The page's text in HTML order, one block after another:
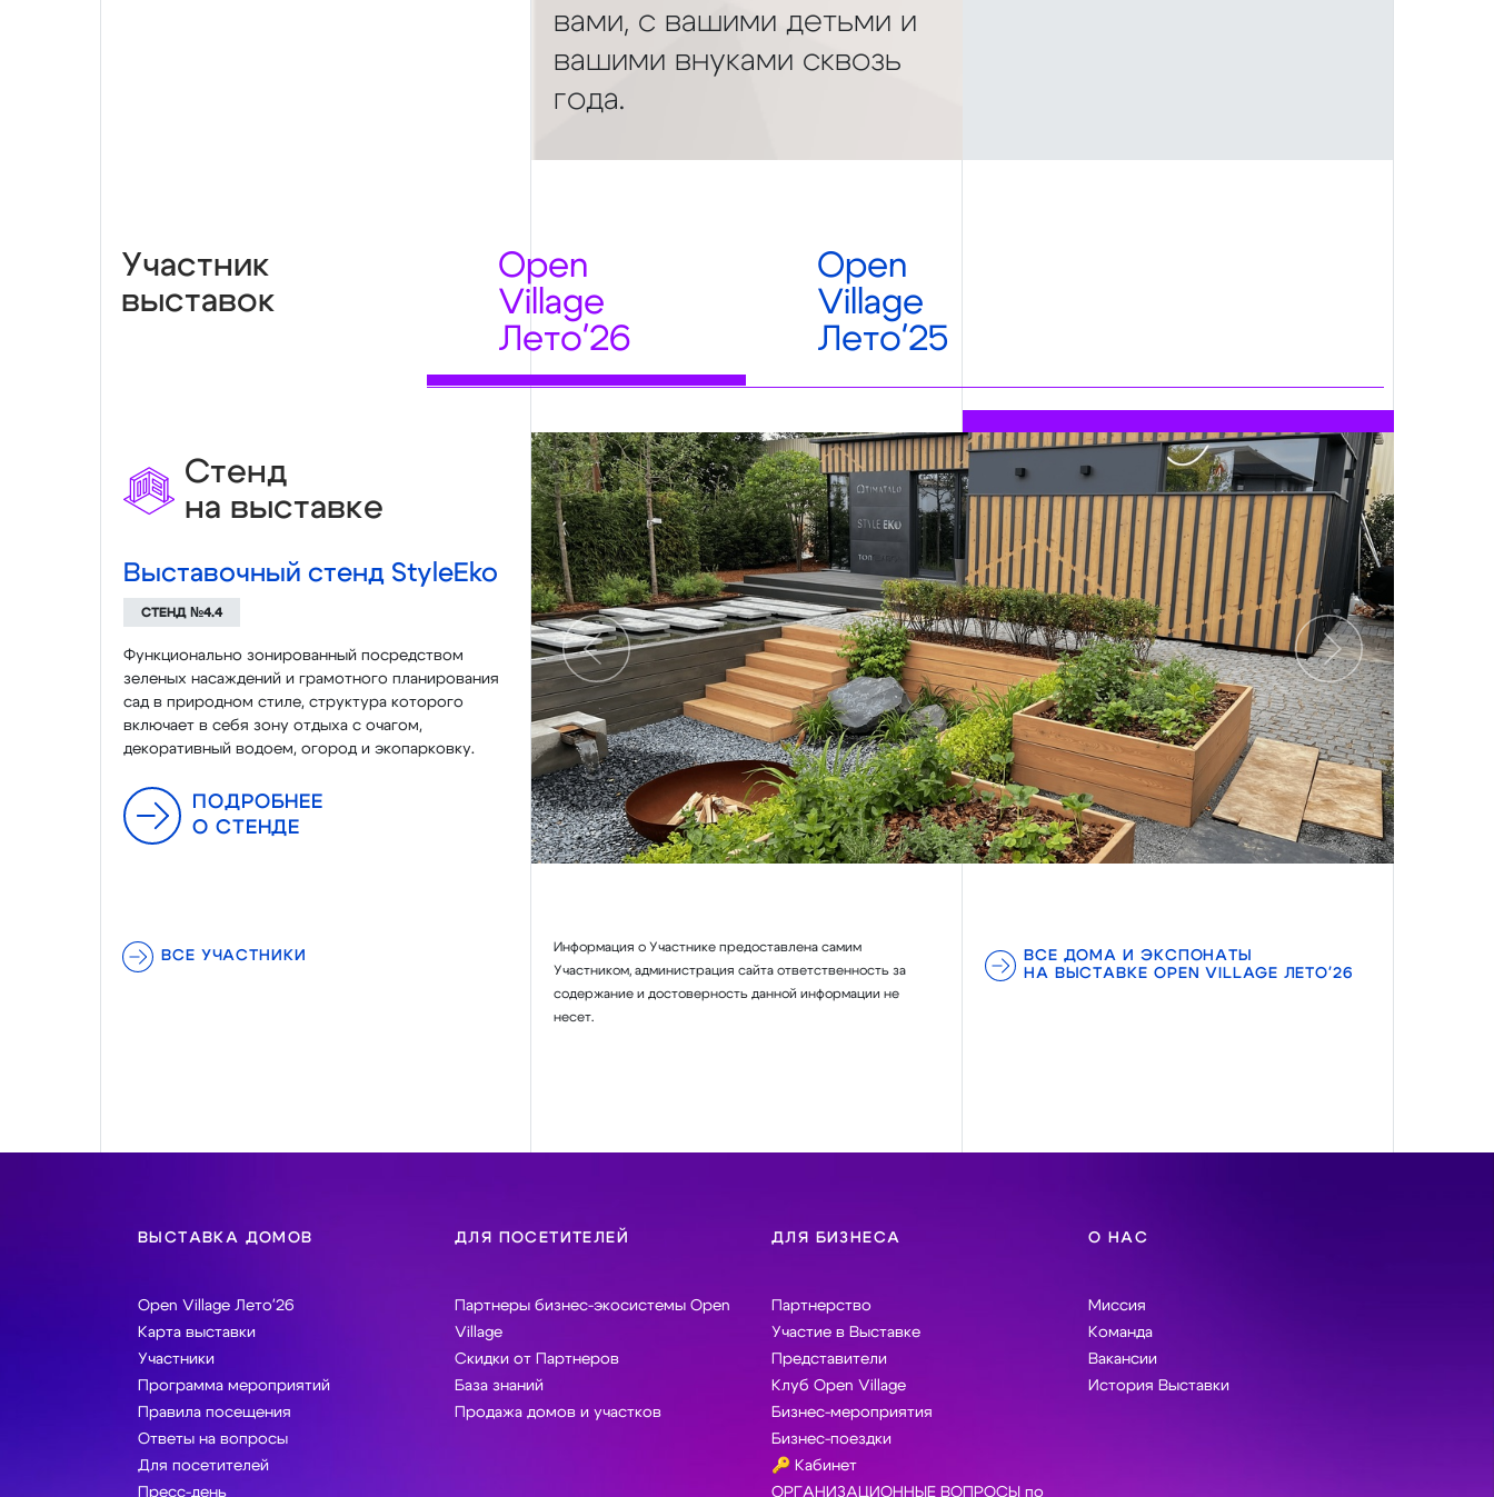
вами, с вашими детьми и
вашими внуками сквозь
года.
Участник
выставок
Open
Village
Лето'26
Open
Village
Лето'25
Стенд
на выставке
Выставочный стенд StyleEko
СТЕНД №4.4
Функционально зонированный посредством
зеленых насаждений и грамотного планирования
сад в природном стиле, структура которого
включает в себя зону отдыха с очагом,
декоративный водоем, огород и экопарковку.
ПОДРОБНЕЕ
О СТЕНДЕ
Предыдущий Следующий
ВСЕ УЧАСТНИКИ
Информация о Участнике предоставлена самим
Участником, администрация сайта ответственность за
содержание и достоверность данной информации не
несет.
ВСЕ ДОМА И ЭКСПОНАТЫ
НА ВЫСТАВКЕ OPEN VILLAGE ЛЕТО'26
ВЫСТАВКА ДОМОВ
Open Village Лето'26
Карта выставки
Участники
Программа мероприятий
Правила посещения
Ответы на вопросы
Для посетителей
Пресс-день
ДЛЯ ПОСЕТИТЕЛЕЙ
Партнеры бизнес-экосистемы Open
Village
Скидки от Партнеров
База знаний
Продажа домов и участков
ДЛЯ БИЗНЕСА
Партнерство
Участие в Выставке
Представители
Клуб Open Village
Бизнес-мероприятия
Бизнес-поездки
🔑 Кабинет
ОРГАНИЗАЦИОННЫЕ ВОПРОСЫ по
О НАС
Миссия
Команда
Вакансии
История Выставки